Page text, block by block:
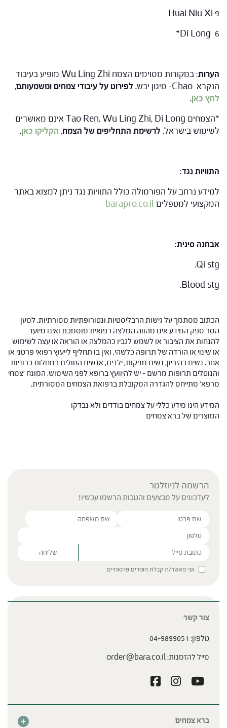
Huai Niu Xi 9
Di Long 6*
הערות
: במקורות מסוימים הצמח Wu Ling Zhi מופיע בעיבוד
הנקרא Chao- טיגון יבש
. לפירוט על עיבודי צמחים ומשמעותם,
לחץ כאן.
*הצמחים Tao Ren, Wu Ling Zhi, Di Long אינם מאושרים
לשימוש בישראל.לרשימת התחליפים של הצמח, הקליקו כאן.
התוויות נגד:
למידע נרחב על הפורמולה כולל התוויות נגד ניתן למצוא באתר
המקצועי למטפליםbarapro.co.il
אבחנה סינית:
Qi stg.
Blood stg.
הכתוב מסתמך על גישות הרבליסטיות ונטורופתיות מסורתיות. למען
הסר ספק המידע אינו מהווה המלצה רפואית מוסמכת ואינו מיועד
להנחות את הציבור או לשמש לגביו כהמלצה או הוראה או עצה לשימוש
או שינוי או הורדה של תרופה כלשהי, ואין בו תחליף לייעוץ רפואי פרטני או
אחר. נשים בהיריון, נשים מניקות, ילדים, אנשים החולים במחלות כרוניות
והנוטלים תרופות מרשם – יש להיוועץ ברופא לפני השימוש. המונח 'צמחי
מרפא' מתייחס להגדרה המקובלת ברפואת הצמחים המסורתית.
המידע הינו מידע כללי על צמחים בודדים ולא נבדקו
המוצרים של ברא צמחים
הרשמה לניוזלטר
לעדכונים על מבצעים והטבות הרשמו עכשיו!
Please leave this field empty.
אני מאשר/ת קבלת חומרים פרסומיים
ברא צמחים
צור קשר
טלפון: 04-9899051
מייל להזמנות:order@bara.co.il